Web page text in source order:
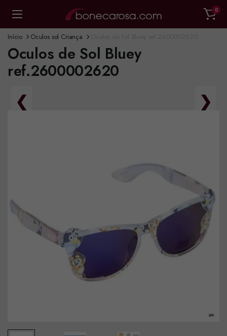
0
Início Oculos sol Criança
Oculos de Sol Bluey
ref.2600002620
❮ ❯